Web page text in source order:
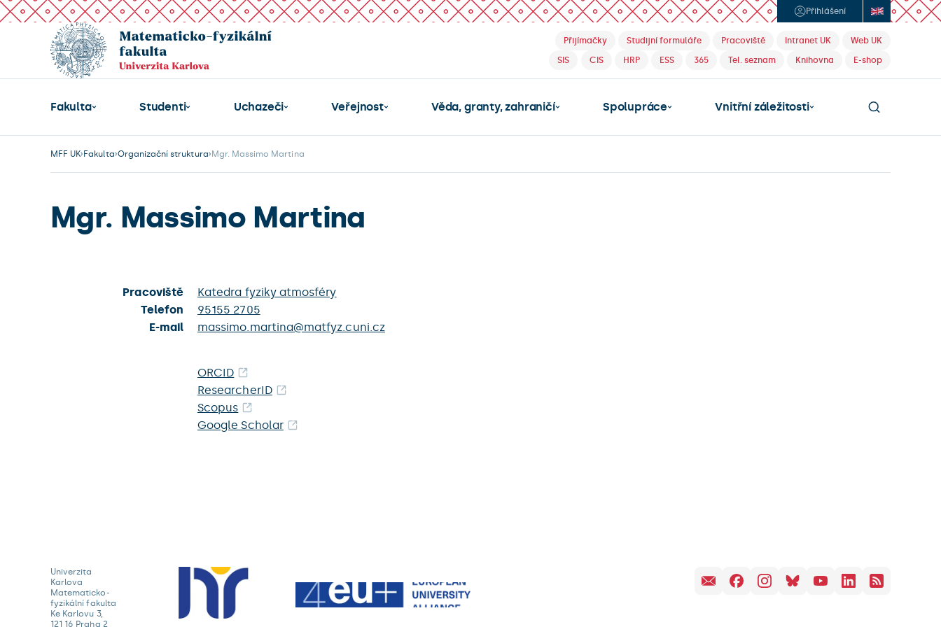
Přihlášení
Přijímačky Studijní formuláře Pracoviště Intranet UK
Web UK
SIS
CIS HRP ESS 365 Tel. seznam Knihovna E-shop
Fakulta Studenti Uchazeči Veřejnost Věda, granty, zahraničí Spolupráce Vnitřní záležitosti
MFF UK Fakulta Organizační struktura Mgr. Massimo Martina
Mgr. Massimo Martina
Pracoviště
Katedra fyziky atmosféry
Telefon
95155 2705
E-mail
massimo.martina@matfyz.cuni.cz
ORCID
ResearcherID
Scopus
Google Scholar
Univerzita
Karlova
Matematicko-
fyzikální fakulta
Ke Karlovu 3,
121 16 Praha 2